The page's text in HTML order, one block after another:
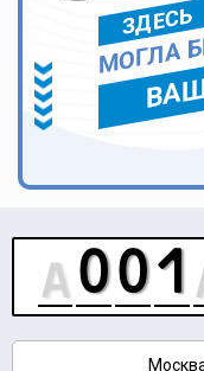
ЗДЕСЬ
МОГЛА